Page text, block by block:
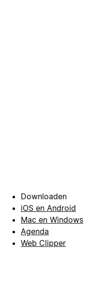
Downloaden
iOS en Android
Mac en Windows
Agenda
Web Clipper